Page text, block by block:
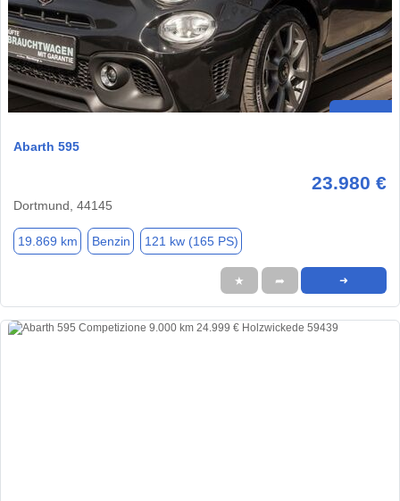
Abarth 595
23.980 €
Dortmund, 44145
19.869 km Benzin 121 kw (165 PS)
★ ➦ ➜